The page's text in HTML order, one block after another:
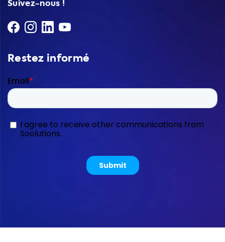
Suivez-nous !
Restez informé